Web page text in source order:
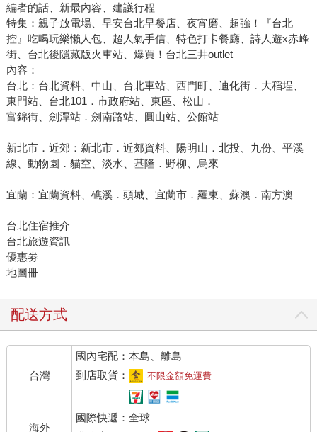
編者的話、新最內容、建議行程
特集：親子放電場、早安台北早餐店、夜宵磨、超強！『台北
控』吃喝玩樂懶人包、超人氣手信、特色打卡餐廳、詩人遊x赤峰
街、台北後隱藏版火車站、爆買！台北三井outlet
內容：
台北：台北資料、中山、台北車站、西門町、迪化街．大稻埕、
東門站、台北101．市政府站、東區、松山．
富錦街、劍潭站．劍南路站、圓山站、公館站
新北市．近郊：新北市．近郊資料、陽明山．北投、九份、平溪
線、動物園．貓空、淡水、基隆．野柳、烏來
宜蘭：宜蘭資料、礁溪．頭城、宜蘭市．羅東、蘇澳．南方澳
台北住宿推介
台北旅遊資訊
優惠劵
地圖冊
配送方式
台灣
國內宅配：本島、離島
到店取貨：
不限金額免運費
海外
國際快遞：全球